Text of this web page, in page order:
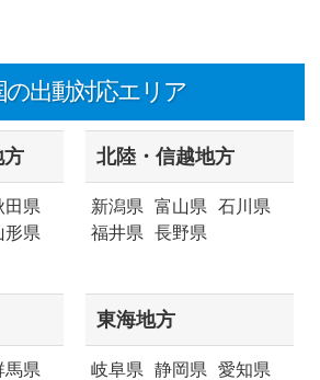
の出動対応エリア
方
田県
形県
北陸・信越地方
新潟県 富山県
石川県
福井県
長野県
馬県
東海地方
岐阜県 静岡県
愛知県